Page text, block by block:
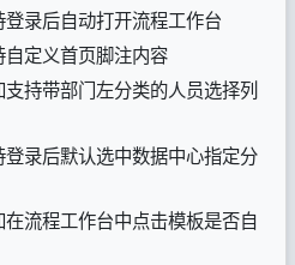
录后自动打开流程工作台
定义首页脚注内容
持带部门左分类的人员选择列
录后默认选中数据中心指定分
流程工作台中点击模板是否自